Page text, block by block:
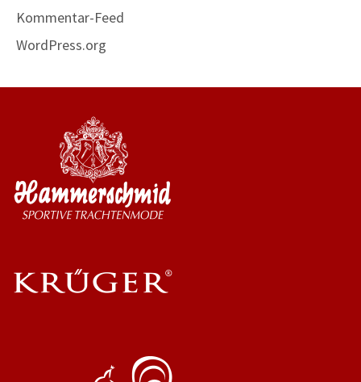
Kommentar-Feed
WordPress.org